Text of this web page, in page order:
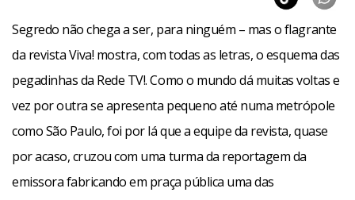
Segredo não chega a ser, para ninguém – mas o flagrante
da revista Viva! mostra, com todas as letras, o esquema das
pegadinhas da Rede TV!. Como o mundo dá muitas voltas e
vez por outra se apresenta pequeno até numa metrópole
como São Paulo, foi por lá que a equipe da revista, quase
por acaso, cruzou com uma turma da reportagem da
emissora fabricando em praça pública uma das